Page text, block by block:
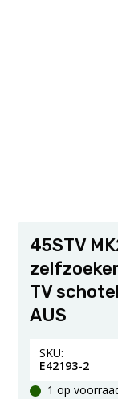
45STV
TV
AUS
SKU:
E42193-2
1 op